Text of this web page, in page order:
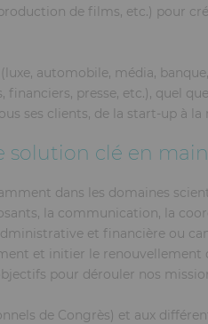
de films, etc.) pour
automobile, média,
presse, etc.), quel
ses clients, de la start-up à
solution clé en main
dans les domaines
la communication, la
et financière ou
et initier le renouvellement
pour dérouler nos
de Congrès) et aux